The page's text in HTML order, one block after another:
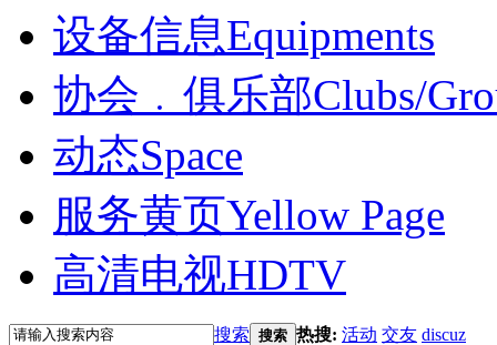
设备信息Equipments
协会﹒俱乐部Clubs/
动态Space
服务黄页Yellow Page
高清电视HDTV
搜索 搜索 热搜: 活动 交友 discuz